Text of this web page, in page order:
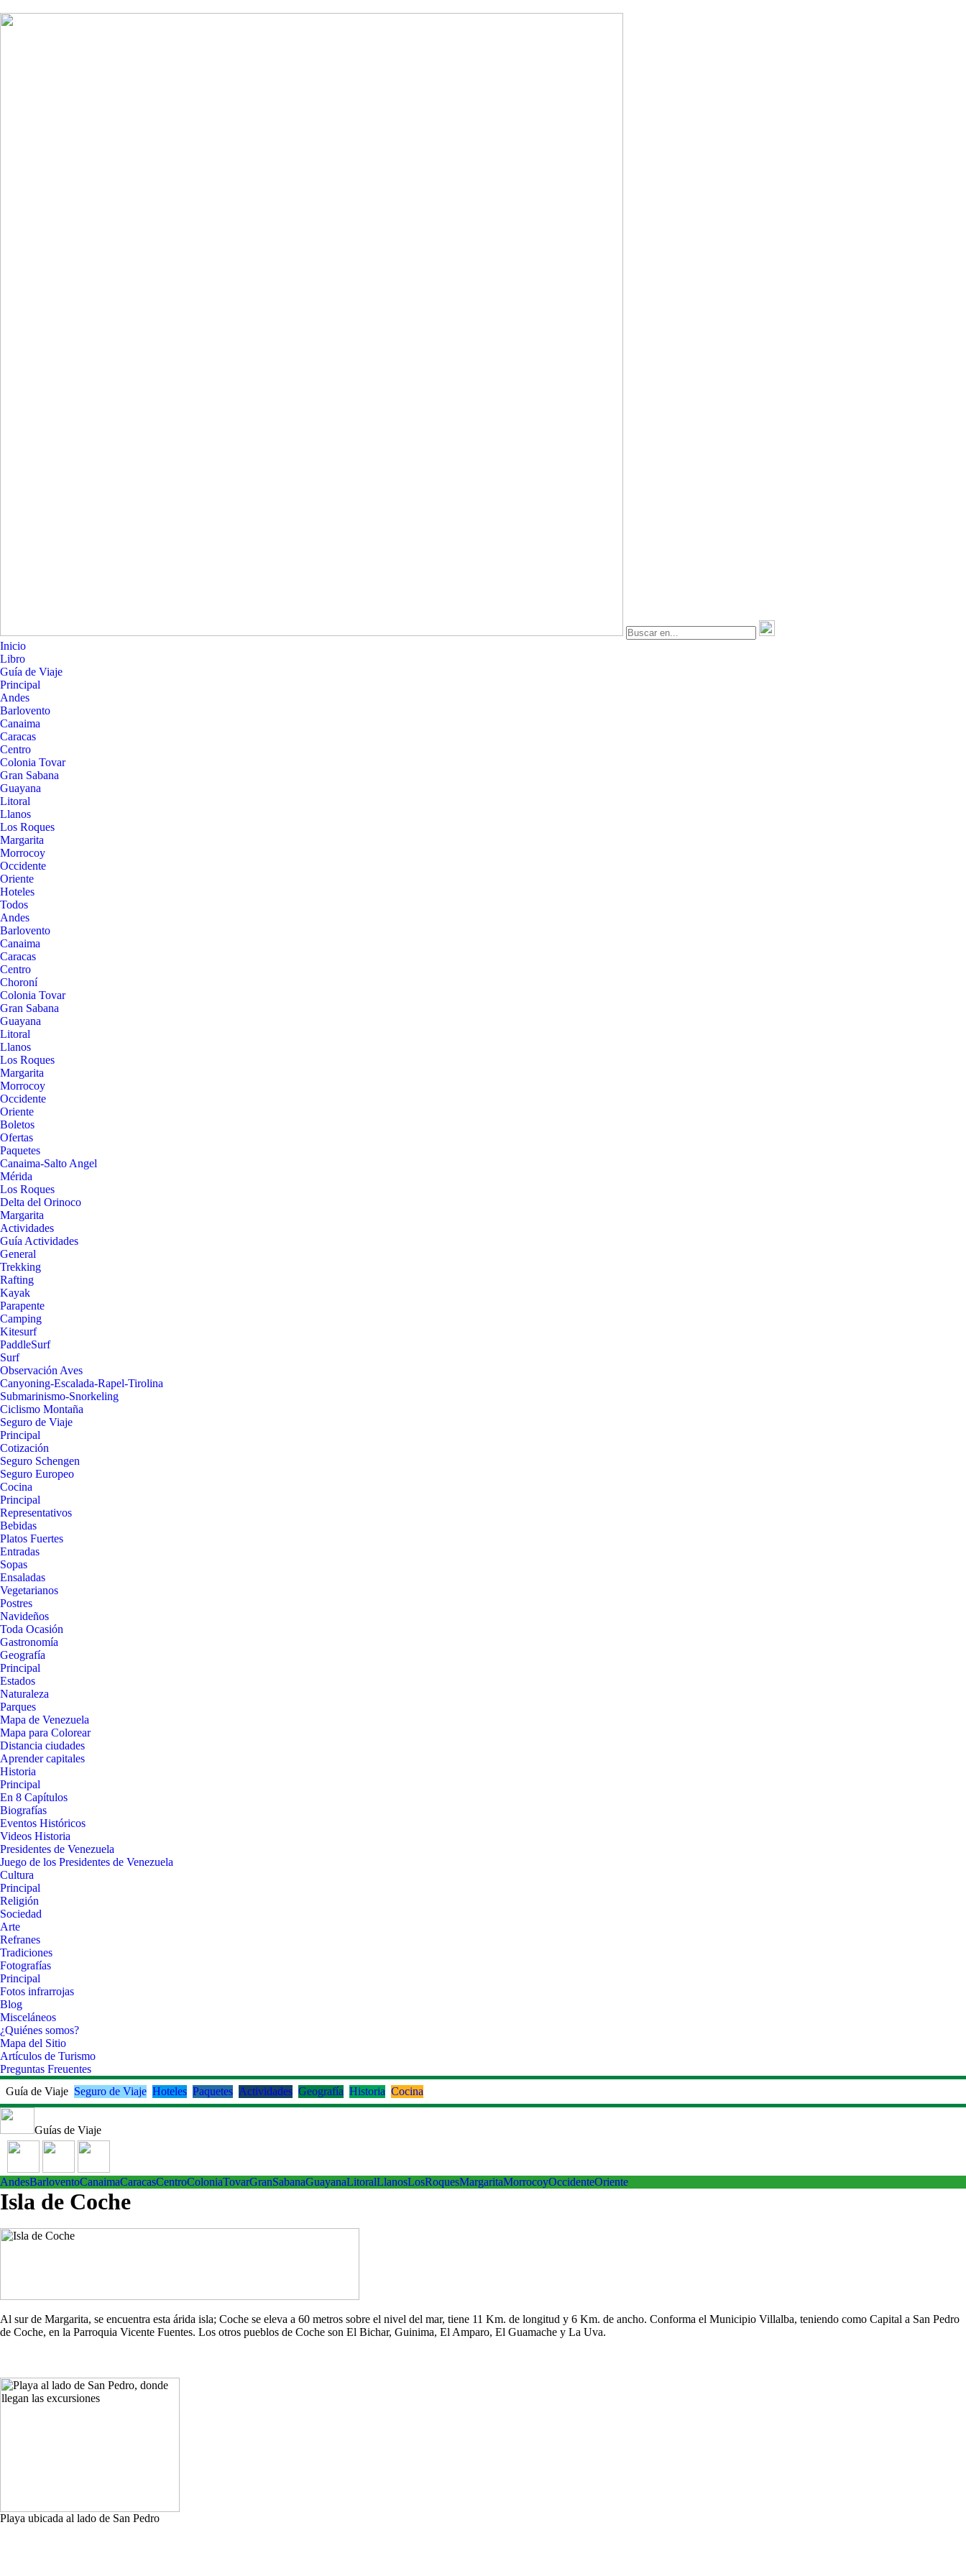
Inicio
Libro
Guía de Viaje
Principal
Andes
Barlovento
Canaima
Caracas
Centro
Colonia Tovar
Gran Sabana
Guayana
Litoral
Llanos
Los Roques
Margarita
Morrocoy
Occidente
Oriente
Hoteles
Todos
Andes
Barlovento
Canaima
Caracas
Centro
Choroní
Colonia Tovar
Gran Sabana
Guayana
Litoral
Llanos
Los Roques
Margarita
Morrocoy
Occidente
Oriente
Boletos
Ofertas
Paquetes
Canaima-Salto Angel
Mérida
Los Roques
Delta del Orinoco
Margarita
Actividades
Guía Actividades
General
Trekking
Rafting
Kayak
Parapente
Camping
Kitesurf
PaddleSurf
Surf
Observación Aves
Canyoning-Escalada-Rapel-Tirolina
Submarinismo-Snorkeling
Ciclismo Montaña
Seguro de Viaje
Principal
Cotización
Seguro Schengen
Seguro Europeo
Cocina
Principal
Representativos
Bebidas
Platos Fuertes
Entradas
Sopas
Ensaladas
Vegetarianos
Postres
Navideños
Toda Ocasión
Gastronomía
Geografía
Principal
Estados
Naturaleza
Parques
Mapa de Venezuela
Mapa para Colorear
Distancia ciudades
Aprender capitales
Historia
Principal
En 8 Capítulos
Biografías
Eventos Históricos
Videos Historia
Presidentes de Venezuela
Juego de los Presidentes de Venezuela
Cultura
Principal
Religión
Sociedad
Arte
Refranes
Tradiciones
Fotografías
Principal
Fotos infrarrojas
Blog
Misceláneos
¿Quiénes somos?
Mapa del Sitio
Artículos de Turismo
Preguntas Freuentes
Guía de Viaje Seguro de Viaje Hoteles Paquetes Actividades Geografía Historia Cocina
Guías de Viaje
AndesBarloventoCanaimaCaracasCentroColoniaTovarGranSabanaGuayanaLitoralLlanosLosRoquesMargaritaMorrocoyOccidenteOriente
Isla de Coche
Al sur de Margarita, se encuentra esta árida isla; Coche se eleva a 60 metros sobre el nivel del mar, tiene 11 Km. de longitud y 6 Km. de ancho. Conforma el Municipio Villalba, teniendo como Capital a San Pedro
de Coche, en la Parroquia Vicente Fuentes. Los otros pueblos de Coche son El Bichar, Guinima, El Amparo, El Guamache y La Uva.
Playa ubicada al lado de San Pedro